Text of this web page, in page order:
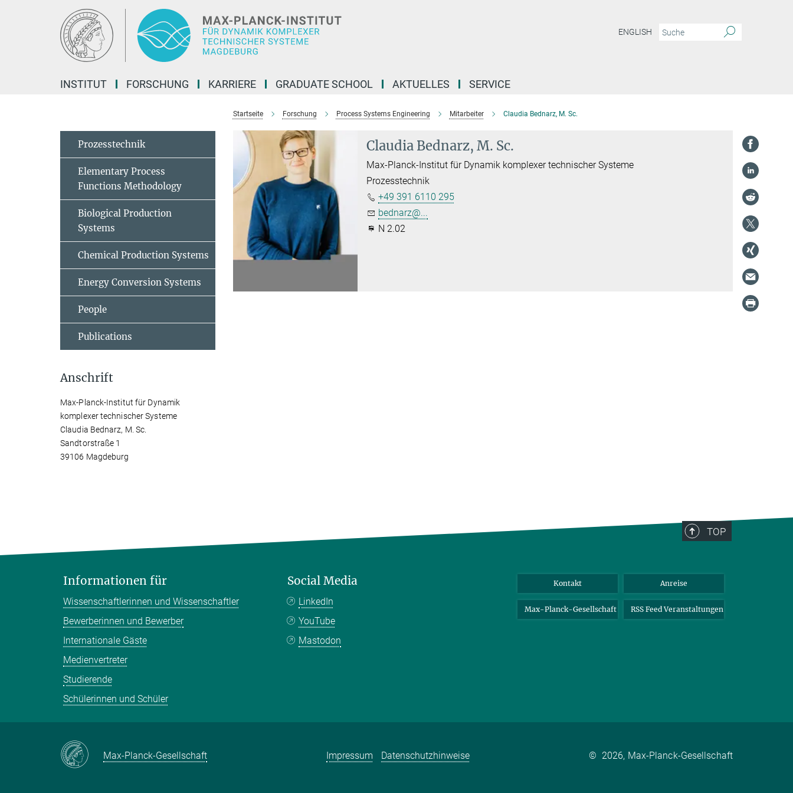
ENGLISH
INSTITUT FORSCHUNG KARRIERE GRADUATE SCHOOL AKTUELLES SERVICE
Startseite Forschung Process Systems Engineering Mitarbeiter Claudia Bednarz, M. Sc.
Claudia Bednarz, M. Sc.
Max-Planck-Institut für Dynamik komplexer technischer Systeme
Prozesstechnik
+49 391 6110 295
bednarz@...
N 2.02
Prozesstechnik
Elementary Process
Functions Methodology
Biological Production
Systems
Chemical Production Systems
Energy Conversion Systems
People
Publications
Anschrift
Max-Planck-Institut für Dynamik
komplexer technischer Systeme
Claudia Bednarz, M. Sc.
Sandtorstraße 1
39106 Magdeburg
TOP
Informationen für
Wissenschaftlerinnen und Wissenschaftler
Bewerberinnen und Bewerber
Internationale Gäste
Medienvertreter
Studierende
Schülerinnen und Schüler
Social Media
LinkedIn
YouTube
Mastodon
Kontakt Anreise
Max-Planck-Gesellschaft RSS Feed Veranstaltungen
Max-Planck-Gesellschaft Impressum Datenschutzhinweise © 2026, Max-Planck-Gesellschaft